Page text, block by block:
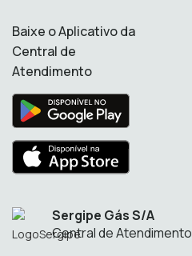
Baixe o Aplicativo da
Central de
Atendimento
Sergipe Gás S/A
Central de Atendimento